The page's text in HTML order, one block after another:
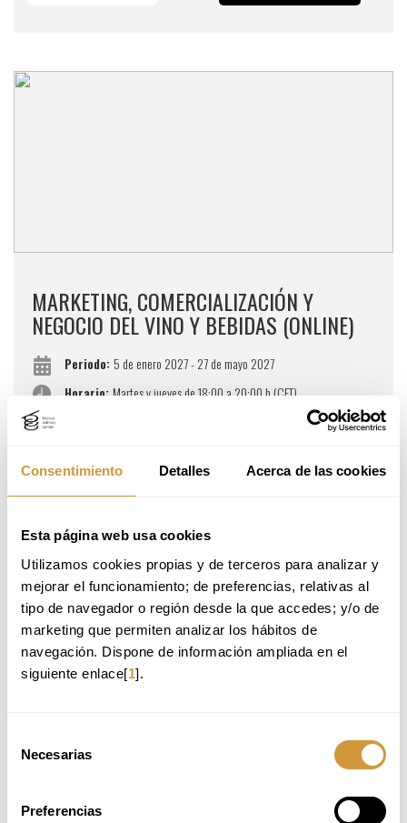
Consentimiento Detalles Acerca de las cookies
Esta página web usa cookies
Utilizamos cookies propias y de terceros para analizar y
mejorar el funcionamiento; de preferencias, relativas al
tipo de navegador o región desde la que accedes; y/o de
marketing que permiten analizar los hábitos de
navegación. Dispone de información ampliada en el
siguiente enlace[1].
Necesarias
Preferencias
MARKETING, COMERCIALIZACIÓN Y
NEGOCIO DEL VINO Y BEBIDAS (ONLINE)
Periodo: 5 de enero 2027 - 27 de mayo 2027
Horario:Martes y jueves de 18:00 a 20:00 h (CET)
agosto - Código descuento VINONLINE26
Idioma:Español
Programa Formativo:
Visión estratégica de marketing y comercialización en el negocio
líquido
Marketing y relación con clientes: branding, comunicación y
promoción de bebidas
Canales y procesos de comercialización del vino, destilados,
cervezas y nolo
Tendencias y soluciones para empresas